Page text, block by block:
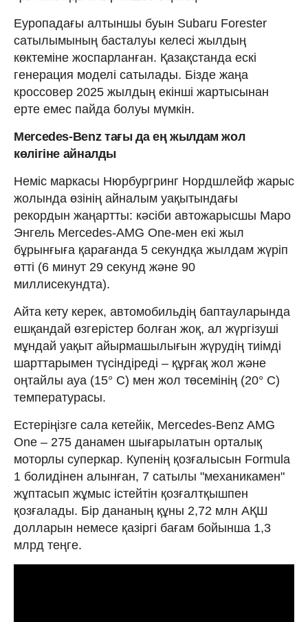
Еуропадағы алтыншы буын Subaru Forester
сатылымының басталуы келесі жылдың
көктеміне жоспарланған. Қазақстанда ескі
генерация моделі сатылады. Бізде жаңа
кроссовер 2025 жылдың екінші жартысынан
ерте емес пайда болуы мүмкін.
Mercedes-Benz тағы да ең жылдам жол
көлігіне айналды
Неміс маркасы Нюрбургринг Нордшлейф жарыс
жолында өзінің айналым уақытындағы
рекордын жаңартты: кәсіби автожарысшы Маро
Энгель Mercedes-AMG One-мен екі жыл
бұрынғыға қарағанда 5 секундқа жылдам жүріп
өтті (6 минут 29 секунд және 90
миллисекундта).
Айта кету керек, автомобильдің баптауларында
ешқандай өзгерістер болған жоқ, ал жүргізуші
мұндай уақыт айырмашылығын жүрудің тиімді
шарттарымен түсіндіреді – құрғақ жол және
оңтайлы ауа (15° C) мен жол төсемінің (20° C)
температурасы.
Естеріңізге сала кетейік, Mercedes-Benz AMG
One – 275 данамен шығарылатын орталық
моторлы суперкар. Купенің қозғалысын Formula
1 болидінен алынған, 7 сатылы "механикамен"
жұптасып жұмыс істейтін қозғалтқышпен
қозғалады. Бір дананың құны 2,72 млн АҚШ
долларын немесе қазіргі бағам бойынша 1,3
млрд теңге.